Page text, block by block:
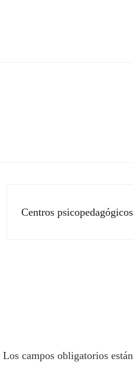
Centros psicopedagógicos
Los campos obligatorios